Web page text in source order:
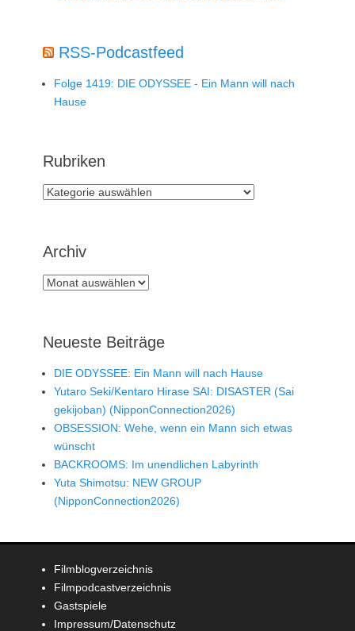
RSS-Podcastfeed
Folge 1419: DIE ODYSSEE - Ein Mann will nach
Hause
Rubriken
Rubriken
Archiv
Archiv
Neueste Beiträge
DIE ODYSSEE: Ein Mann will nach Hause
Yutaro Seki/Kentaro Hirase SAI: DISASTER (Sai
gekijoban) (NipponConnection2026)
OBSESSION: Wehe, wenn ein Mann sich etwas
wünscht
BACKROOMS: Im unendlichen Labyrinth
Yuta Shimotsu: NEW GROUP
(NipponConnection2026)
Filmblogverzeichnis
Filmpodcastverzeichnis
Gastspiele
Impressum/Datenschutz